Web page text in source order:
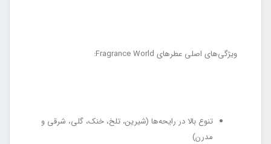
ویژگی‌های اصلی عطرهای Fragrance World:
تنوع بالا در رایحه‌ها (شیرین، تلخ، خنک، گلی، شرقی و
مدرن)